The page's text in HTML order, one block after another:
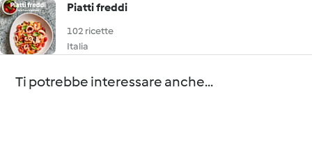
Piatti freddi
102 ricette
Italia
Ti potrebbe interessare anche...